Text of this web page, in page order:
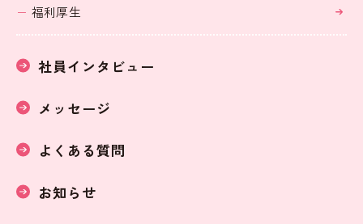
福利厚生
社員インタビュー
メッセージ
よくある質問
お知らせ